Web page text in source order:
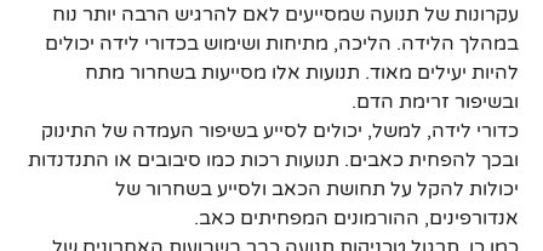
עקרונות של תנועה שמסייעים לאם להרגיש הרבה יותר נוח
במהלך הלידה. הליכה, מתיחות ושימוש בכדורי לידה יכולים
להיות יעילים מאוד. תנועות אלו מסייעות בשחרור מתח
ובשיפור זרימת הדם.
כדורי לידה, למשל, יכולים לסייע בשיפור העמדה של התינוק
ובכך להפחית כאבים. תנועות רכות כמו סיבובים או התנדנדות
יכולות להקל על תחושת הכאב ולסייע בשחרור של
אנדורפינים, ההורמונים המפחיתים כאב.